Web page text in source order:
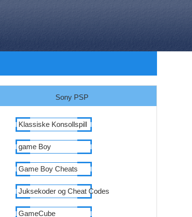
Sony PSP
Klassiske Konsollspill
game Boy
Game Boy Cheats
Juksekoder og Cheat Codes
GameCube